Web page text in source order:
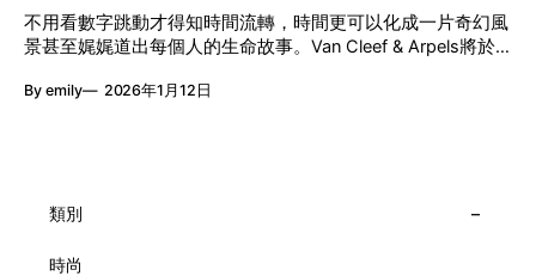
節目包括: 2月27日至3月1日：帕拉管弦樂團《無邊狂想曲》/
音樂‧舞蹈 (開幕節目) 2月28日至3月1日：
「時間詩集」 走進展場尤如翻開一本時間詩集，藉由不同主
題呈現時間的無限想像。Van Cleef & Arpels的腕錶從來不是
由單純的機械與數字堆砌，更像是腕上的動人故事。 世家以
精湛的製錶技術與敘事美學為核心，讓每一枚腕錶都超越單純
報時的功能，而是把稍縱即逝的瞬間凝結成可以反覆閱讀的畫
子，以及訴說時間的珠寶。每個主題展區都有精美的佈置回應
不用看數字跳動才得知時間流轉，時間更可以化成一片奇幻風
景甚至娓娓道出每個人的生命故事。Van Cleef & Arpels將於1
詩篇」展覽，邀請大家走進由愛情故事、詩意星象、迷人自然
大主題展區，彰顯世家的核心價值。2010年，Van Cleef &
級鐘錶大賞（Grand Prix d'Horlogerie de Genève）中獲獎的
By emily 2026年1月12日
類別
時尚